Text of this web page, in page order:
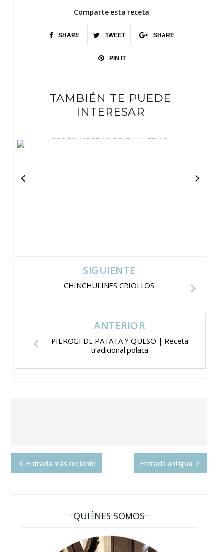
Comparte esta receta
SHARE TWEET SHARE
PIN IT
TAMBIÉN TE PUEDE
INTERESAR
LOS ESPAGUETIS DE JERRY LEWIS
SIGUIENTE
CHINCHULINES CRIOLLOS
ANTERIOR
PIEROGI DE PATATA Y QUESO | Receta
tradicional polaca
Entrada más reciente Entrada antigua
QUIÉNES SOMOS